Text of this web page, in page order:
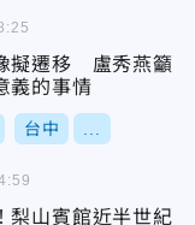
擬遷移 盧秀燕籲
義的事情
台中
梨山賓館近半世紀